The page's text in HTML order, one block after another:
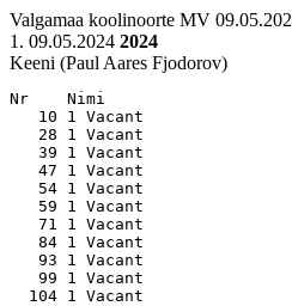
Valgamaa koolinoorte MV
1. 09.05.2024 2024
Keeni (Paul Aares Fjodorov)
Nr    Nimi
10 1 Vacant
28 1 Vacant
39 1 Vacant
47 1 Vacant
54 1 Vacant
59 1 Vacant
71 1 Vacant
84 1 Vacant
93 1 Vacant
99 1 Vacant
104 1 Vacant